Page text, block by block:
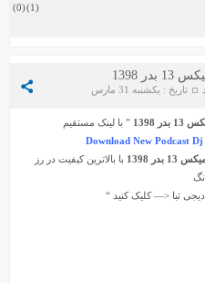
(
1
)
(
0
)
1398
تاریخ : یکشنبه 31 مارس
بدر 1398
” با لینک مستقیم
Download New Podcast Dj
13 بدر 1398
با بالاترین کیفیت در رز
دیجی تبا <— کلیک کنید “